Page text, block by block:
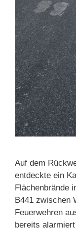
Auf dem
entdeckte ein
Flächenbrände
B441 zwischen
Feuerwehren
bereits